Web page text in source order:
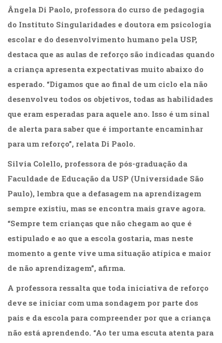
Empresarial
Religião,
Espiritualidade,
(63)
Saúde
(132)
categoria
(0)
Televisão
Temas
(30)
Terapia
Ocupacional
Treinamento
e
RH
Turismo
(1)
Prática
(32)
Ângela Di Paolo, professora do curso de pedagogia
do Instituto Singularidades e doutora em psicologia
escolar e do desenvolvimento humano pela USP,
destaca que as aulas de reforço são indicadas quando
a criança apresenta expectativas muito abaixo do
esperado. “Digamos que ao final de um ciclo ela não
desenvolveu todos os objetivos, todas as habilidades
que eram esperadas para aquele ano. Isso é um sinal
de alerta para saber que é importante encaminhar
para um reforço”, relata Di Paolo.
Silvia Colello, professora de pós-graduação da
Faculdade de Educação da USP (Universidade São
Paulo), lembra que a defasagem na aprendizagem
sempre existiu, mas se encontra mais grave agora.
“Sempre tem crianças que não chegam ao que é
estipulado e ao que a escola gostaria, mas neste
momento a gente vive uma situação atípica e maior
de não aprendizagem”, afirma.
A professora ressalta que toda iniciativa de reforço
deve se iniciar com uma sondagem por parte dos
pais e da escola para compreender por que a criança
não está aprendendo. “Ao ter uma escuta atenta para